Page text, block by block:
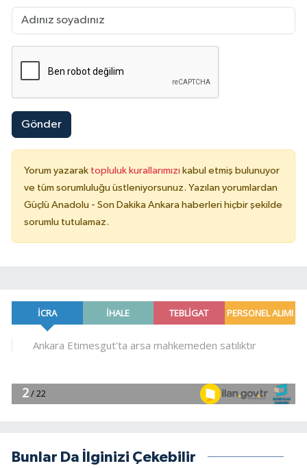
Gönder
Yorum yazarak topluluk kurallarımızı kabul etmiş bulunuyor
ve tüm sorumluluğu üstleniyorsunuz. Yazılan yorumlardan
Güçlü Anadolu - Son Dakika Ankara haberleri hiçbir şekilde
sorumlu tutulamaz.
Bunlar Da İlginizi Çekebilir